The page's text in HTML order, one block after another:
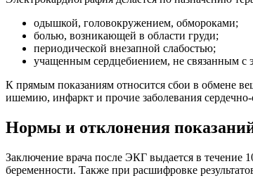
одышкой, головокружением, обмороками;
болью, возникающей в области груди;
периодической внезапной слабостью;
учащенным сердцебиением, не связанным с
К прямым показаниям относится сбои в обмене
ишемию, инфаркт и прочие заболевания сердечно-
Нормы и отклонения
Заключение врача после ЭКГ выдается в течение
беременности. Также при расшифровке